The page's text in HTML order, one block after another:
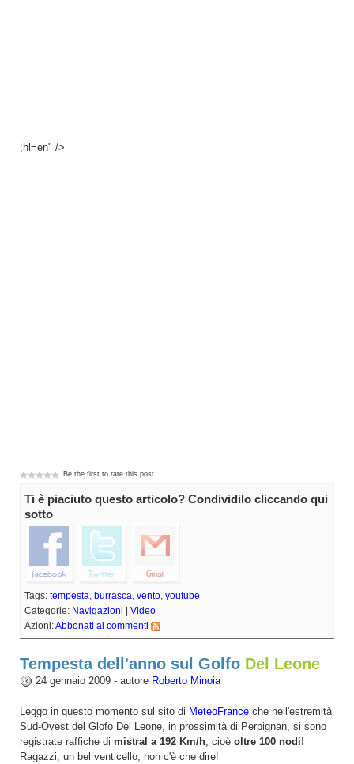
;hl=en" />
Be the first to rate this post
Ti è piaciuto questo articolo? Condividilo cliccando qui
sotto
Tags: tempesta, burrasca, vento, youtube
Categorie: Navigazioni
Video
Azioni:Abbonati ai commenti
Tempesta dell'anno sul Golfo Del Leone
24 gennaio 2009 - autore Roberto Minoia
Leggo in questo momento sul sito di MeteoFrance che nell'estremità
Sud-Ovest del Glofo Del Leone, in prossimità di Perpignan, si sono
registrate raffiche di mistral a 192 Km/h, cioè oltre 100 nodi!
Ragazzi, un bel venticello, non c'è che dire!